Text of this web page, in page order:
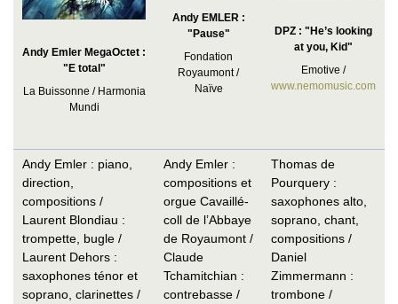
Andy Emler MegaOctet :
"E total"
La Buissonne / Harmonia
Mundi
Andy EMLER :
"Pause"
Fondation
Royaumont /
Naïve
DPZ : "He’s looking
at you, Kid"
Emotive /
www.nemomusic.com
Andy Emler : piano,
direction,
compositions /
Laurent Blondiau :
trompette, bugle /
Laurent Dehors :
saxophones ténor et
soprano, clarinettes /
Andy Emler :
compositions et
orgue Cavaillé-
coll de l’Abbaye
de Royaumont /
Claude
Tchamitchian :
contrebasse /
Thomas de
Pourquery :
saxophones alto,
soprano, chant,
compositions /
Daniel
Zimmermann :
trombone /